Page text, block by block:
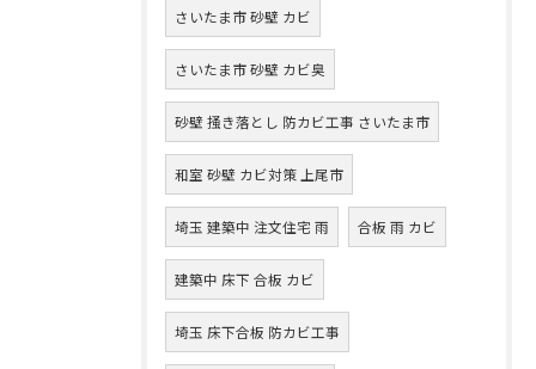
さいたま市 砂壁 カビ
さいたま市 砂壁 カビ臭
砂壁 掻き落とし 防カビ工事 さいたま市
和室 砂壁 カビ対策 上尾市
埼玉 建築中 注文住宅 雨 合板 雨 カビ
建築中 床下 合板 カビ
埼玉 床下合板 防カビ工事